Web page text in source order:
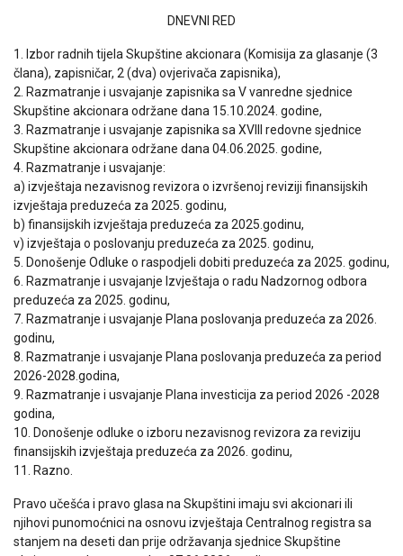
DNEVNI RED
1. Izbor radnih tijela Skupštine akcionara (Komisija za glasanje (3
člana), zapisničar, 2 (dva) ovjerivača zapisnika),
2. Razmatranje i usvajanje zapisnika sa V vanredne sjednice
Skupštine akcionara održane dana 15.10.2024. godine,
3. Razmatranje i usvajanje zapisnika sa XVIII redovne sjednice
Skupštine akcionara održane dana 04.06.2025. godine,
4. Razmatranje i usvajanje:
a) izvještaja nezavisnog revizora o izvršenoj reviziji finansijskih
izvještaja preduzeća za 2025. godinu,
b) finansijskih izvještaja preduzeća za 2025.godinu,
v) izvještaja o poslovanju preduzeća za 2025. godinu,
5. Donošenje Odluke o raspodjeli dobiti preduzeća za 2025. godinu,
6. Razmatranje i usvajanje Izvještaja o radu Nadzornog odbora
preduzeća za 2025. godinu,
7. Razmatranje i usvajanje Plana poslovanja preduzeća za 2026.
godinu,
8. Razmatranje i usvajanje Plana poslovanja preduzeća za period
2026-2028.godina,
9. Razmatranje i usvajanje Plana investicija za period 2026 -2028
godina,
10. Donošenje odluke o izboru nezavisnog revizora za reviziju
finansijskih izvještaja preduzeća za 2026. godinu,
11. Razno.
Pravo učešća i pravo glasa na Skupštini imaju svi akcionari ili
njihovi punomoćnici na osnovu izvještaja Centralnog registra sa
stanjem na deseti dan prije održavanja sjednice Skupštine